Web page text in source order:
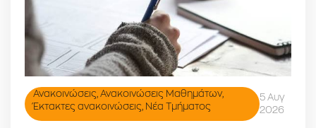
Ανακοινώσεις Ανακοινώσεις Μαθημάτων,
Έκτακτες ανακοινώσεις
Νέα Τμήματος
5 Αυγ
2026